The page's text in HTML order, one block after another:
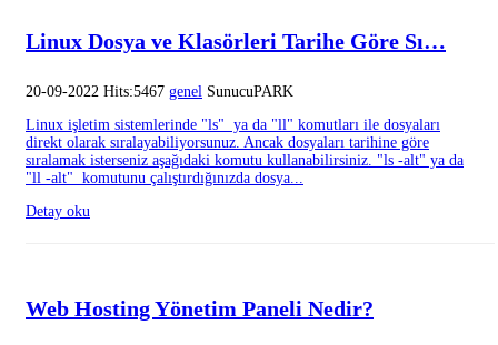
Linux Dosya ve Klasörleri Tarihe Göre Sı…
20-09-2022 Hits:5467 genel SunucuPARK
Linux işletim sistemlerinde "ls" ya da "ll" komutları ile dosyaları
direkt olarak sıralayabiliyorsunuz. Ancak dosyaları tarihine göre
sıralamak isterseniz aşağıdaki komutu kullanabilirsiniz. "ls -alt" ya da
"ll -alt" komutunu çalıştırdığınızda dosya...
Detay oku
Web Hosting Yönetim Paneli Nedir?